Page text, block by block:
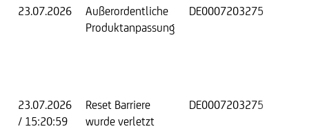
23.07.2026
Außerordentliche
Produktanpassung
DE0007203275
23.07.2026
/ 15:20:59
Reset Barriere
wurde verletzt
DE0007203275